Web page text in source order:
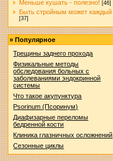
Меньше кушать - полезно! [46]
Быть стройным может каждый
[37]
»Популярное
Трещины заднего прохода
Физикальные методы
обследования больных с
заболеваниями эндокринной
системы
Что такое акупунктура
Psorinum (Псоринум)
Диафизарные переломы
бедренной кости
Клиника глазничных осложнений
Сезонные циклы